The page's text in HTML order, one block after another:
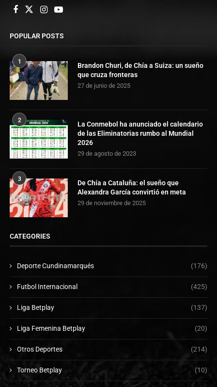
POPULAR POSTS
1
Brandon Churi, de Chía a Suiza: un sueño
que cruza fronteras
27 de junio de 2025
2
La Conmebol ha anunciado el calendario
de las Eliminatorias rumbo al Mundial
2026
29 de agosto de 2023
3
De Chía a Cataluña: el sueño que
Alexandra García convirtió en meta
29 de noviembre de 2025
CATEGORIES
Deporte Cundinamarqués (176)
Futbol Internacional (425)
Liga Betplay (137)
Liga Femenina Betplay (20)
Otros Deportes (214)
Torneo Betplay (10)